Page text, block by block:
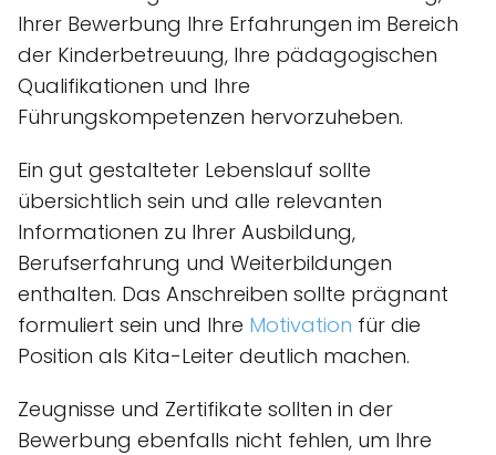
Ihrer Bewerbung Ihre Erfahrungen im Bereich
der Kinderbetreuung, Ihre pädagogischen
Qualifikationen und Ihre
Führungskompetenzen hervorzuheben.
Ein gut gestalteter Lebenslauf sollte
übersichtlich sein und alle relevanten
Informationen zu Ihrer Ausbildung,
Berufserfahrung und Weiterbildungen
enthalten. Das Anschreiben sollte prägnant
formuliert sein und Ihre Motivation für die
Position als Kita-Leiter deutlich machen.
Zeugnisse und Zertifikate sollten in der
Bewerbung ebenfalls nicht fehlen, um Ihre